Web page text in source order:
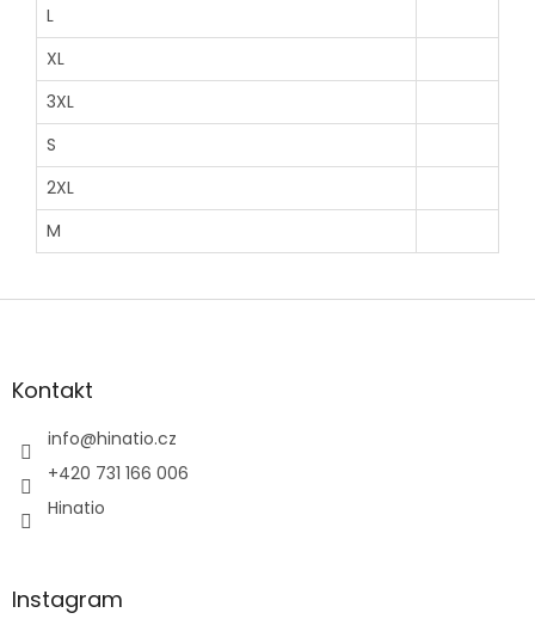
L
XL
3XL
S
2XL
M
Z
aKontakt
info@hinatio.cz
+420 731 166 006
Hinatio
Instagram